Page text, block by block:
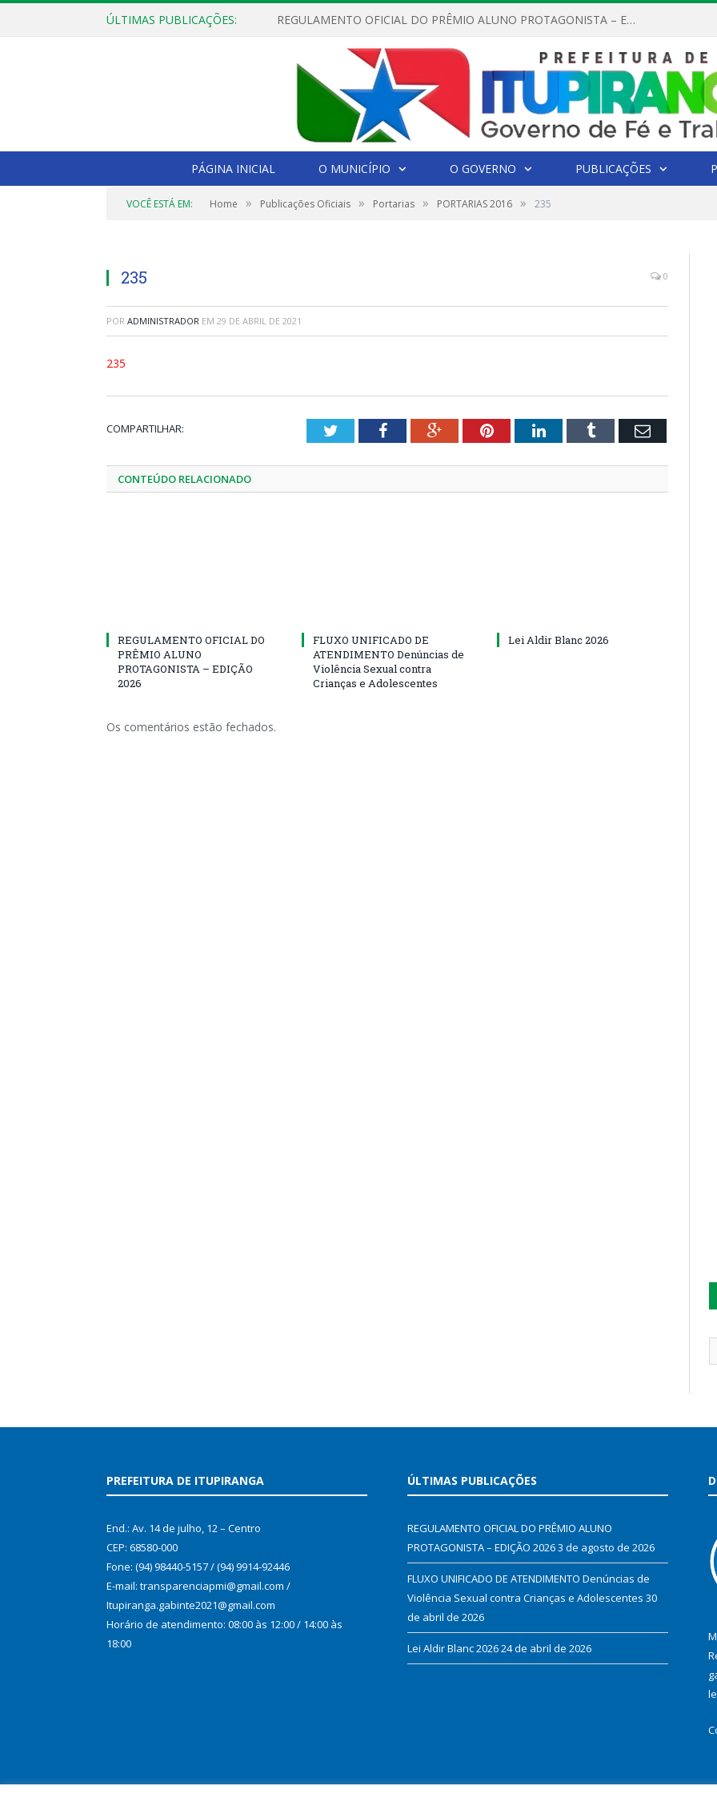
ÚLTIMAS PUBLICAÇÕES: REGULAMENTO OFICIAL DO PRÊMIO ALUNO PROTAGONISTA – EDIÇÃO 2026
PÁGINA INICIAL O MUNICÍPIO O GOVERNO PUBLICAÇÕES
VOCÊ ESTÁ EM: Home » Publicações Oficiais » Portarias » PORTARIAS 2016 » 235
235 0
POR ADMINISTRADOR EM 29 DE ABRIL DE 2021
235
COMPARTILHAR: TwitterFacebookGoogle+PinterestLinkedInTumblr Email
CONTEÚDO RELACIONADO
REGULAMENTO OFICIAL DO
PRÊMIO ALUNO
PROTAGONISTA – EDIÇÃO
2026
FLUXO UNIFICADO DE
ATENDIMENTO Denúncias de
Violência Sexual contra
Crianças e Adolescentes
Lei Aldir Blanc 2026
Os comentários estão fechados.
PREFEITURA DE ITUPIRANGA
End.: Av. 14 de julho, 12 – Centro
CEP: 68580-000
Fone: (94) 98440-5157 / (94) 9914-92446
E-mail: transparenciapmi@gmail.com /
Itupiranga.gabinte2021@gmail.com
Horário de atendimento: 08:00 às 12:00 / 14:00 às
18:00
ÚLTIMAS PUBLICAÇÕES
REGULAMENTO OFICIAL DO PRÊMIO ALUNO
PROTAGONISTA – EDIÇÃO 20263 de agosto de 2026
FLUXO UNIFICADO DE ATENDIMENTO Denúncias de
Violência Sexual contra Crianças e Adolescentes 30
de abril de 2026
Lei Aldir Blanc 202624 de abril de 2026